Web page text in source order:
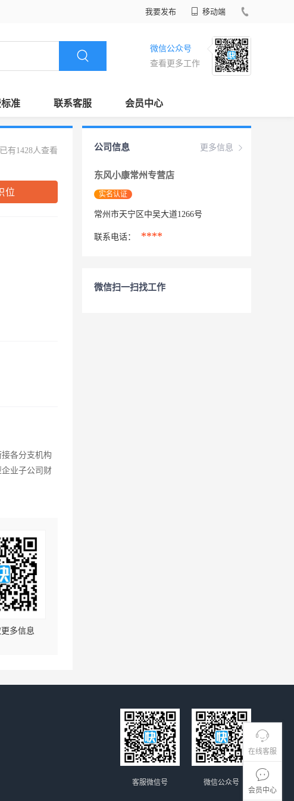
我要发布 移动端
微信公众号
查看更多工作
准 联系客服 会员中心
在线客服
会员中心
已有1428人查看
位
各分支机构
业子公司财
多信息
更多信息
公司信息
东风小康常州专营店
实名认证
常州市天宁区中吴大道1266号
联系电话： ****
微信扫一扫找工作
微信公众号
客服微信号